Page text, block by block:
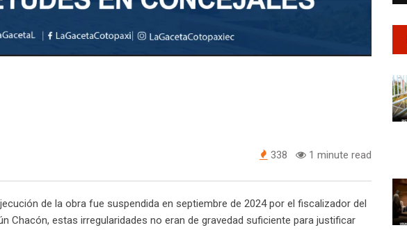
338 1 minute read
de la obra fue suspendida en septiembre de 2024 por el fiscalizador del
Chacón, estas irregularidades no eran de gravedad suficiente para justificar